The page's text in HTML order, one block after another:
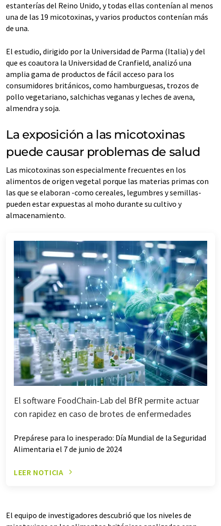
estanterías del Reino Unido, y todas ellas contenían al menos
una de las 19 micotoxinas, y varios productos contenían más
de una.
El estudio, dirigido por la Universidad de Parma (Italia) y del
que es coautora la Universidad de Cranfield, analizó una
amplia gama de productos de fácil acceso para los
consumidores británicos, como hamburguesas, trozos de
pollo vegetariano, salchichas veganas y leches de avena,
almendra y soja.
La exposición a las micotoxinas
puede causar problemas de salud
Las micotoxinas son especialmente frecuentes en los
alimentos de origen vegetal porque las materias primas con
las que se elaboran -como cereales, legumbres y semillas-
pueden estar expuestas al moho durante su cultivo y
almacenamiento.
El software FoodChain-Lab del BfR permite actuar
con rapidez en caso de brotes de enfermedades
Prepárese para lo inesperado: Día Mundial de la Seguridad
Alimentaria el 7 de junio de 2024
LEER NOTICIA
El equipo de investigadores descubrió que los niveles de